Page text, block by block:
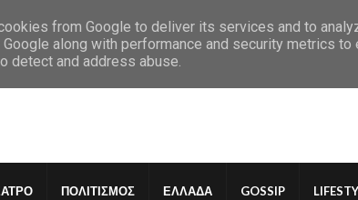
ΠΟΛΙΤΙΣΜΟΣ ΕΛΛΑΔΑ GOSSIP
from Google to deliver its services and to
along with performance and security metrics
detect and address abuse.